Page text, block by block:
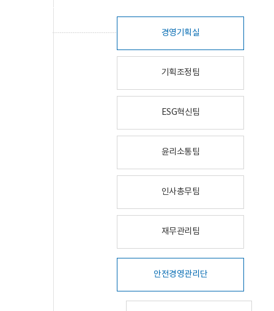
경영기획실
기획조정팀
ESG혁신팀
윤리소통팀
인사총무팀
재무관리팀
안전경영관리단